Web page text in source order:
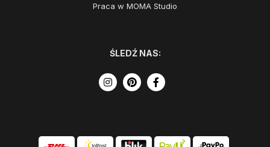
Praca w MOMA Studio
ŚLEDŹ NAS: